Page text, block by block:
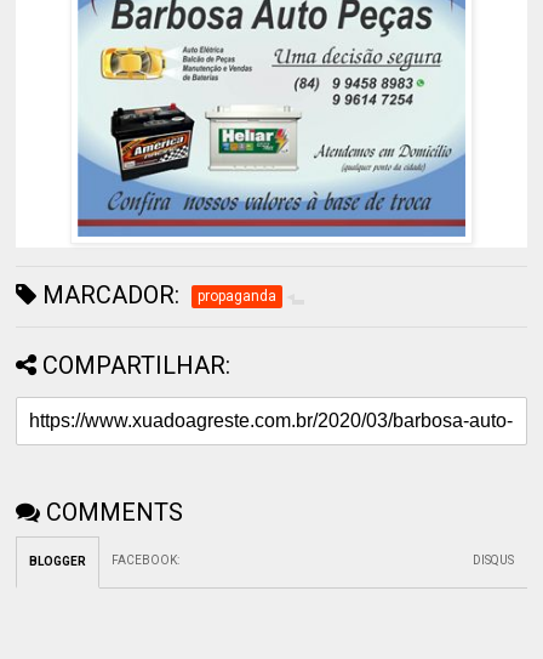
MARCADOR: propaganda
COMPARTILHAR:
COMMENTS
BLOGGER FACEBOOK: DISQUS